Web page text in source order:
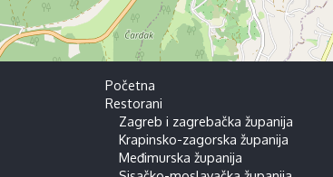
Početna
Restorani
Zagreb i zagrebačka županija
Krapinsko-zagorska županija
Međimurska županija